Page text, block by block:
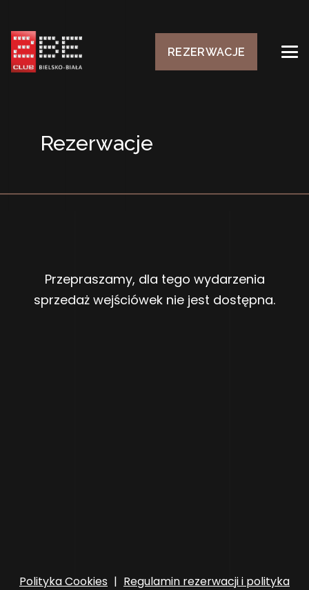
REZERWACJE
Rezerwacje
Przepraszamy, dla tego wydarzenia
sprzedaż wejściówek nie jest dostępna.
Polityka Cookies | Regulamin rezerwacji i polityka